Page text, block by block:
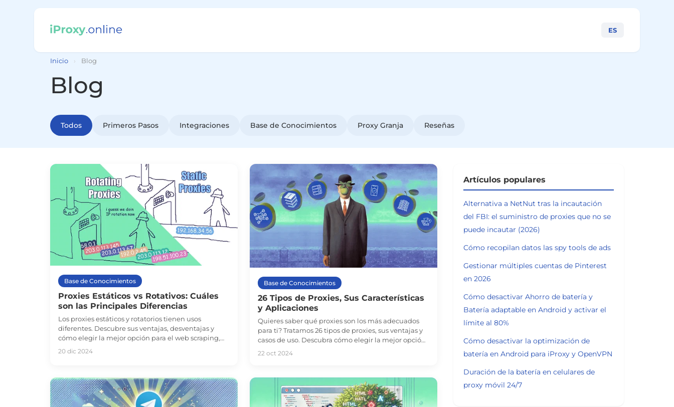
ES
Inicio › Blog
Blog
Todos Primeros Pasos Integraciones Base de Conocimientos Proxy Granja Reseñas
Artículos populares
Alternativa a NetNut tras la incautación
del FBI: el suministro de proxies que no se
puede incautar (2026)
Cómo recopilan datos las spy tools de ads
Gestionar múltiples cuentas de Pinterest
en 2026
Cómo desactivar Ahorro de batería y
Batería adaptable en Android y activar el
límite al 80%
Cómo desactivar la optimización de
batería en Android para iProxy y OpenVPN
Duración de la batería en celulares de
proxy móvil 24/7
Base de Conocimientos
Proxies Estáticos vs Rotativos: Cuáles
son las Principales Diferencias
Los proxies estáticos y rotatorios tienen usos
diferentes. Descubre sus ventajas, desventajas y
cómo elegir la mejor opción para el web scraping,
redes sociales, verificación de anuncios y mucho
20 dic 2024
Base de Conocimientos
26 Tipos de Proxies, Sus Características
y Aplicaciones
Quieres saber qué proxies son los más adecuados
para ti? Tratamos 26 tipos de proxies, sus ventajas y
casos de uso. Descubra cómo elegir la mejor opción
para la seguridad y la elusión en nuestra nueva guía.
22 oct 2024